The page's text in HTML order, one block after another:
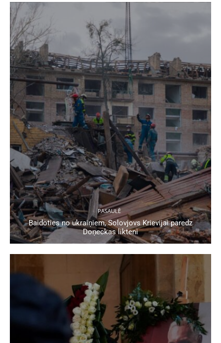
PASAULĒ
Baidoties no ukraiņiem, Solovjovs Krievijai paredz
Doņeckas likteni